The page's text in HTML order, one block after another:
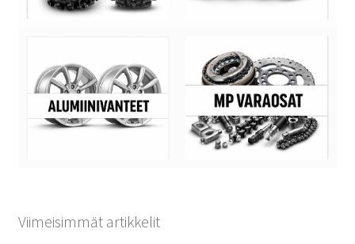
Viimeisimmät artikkelit